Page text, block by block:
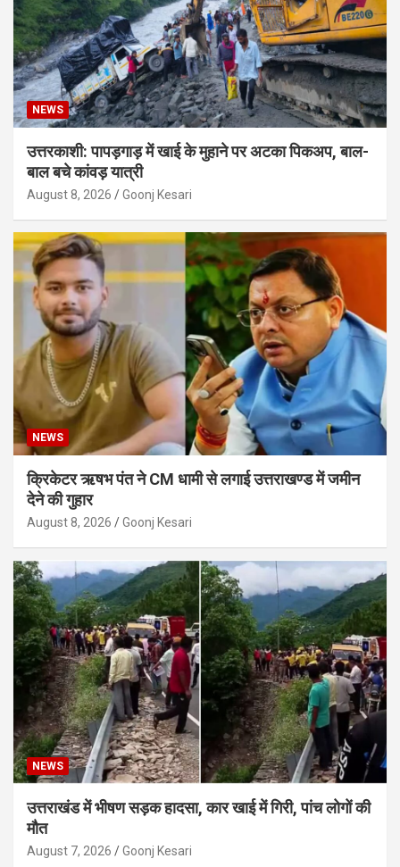
NEWS
उत्तरकाशी: पापड़गाड़ में खाई के मुहाने पर अटका पिकअप, बाल-
बाल बचे कांवड़ यात्री
August 8, 2026 Goonj Kesari
NEWS
क्रिकेटर ऋषभ पंत ने CM धामी से लगाई उत्तराखण्ड में जमीन
देने की गुहार
August 8, 2026 Goonj Kesari
NEWS
उत्तराखंड में भीषण सड़क हादसा, कार खाई में गिरी, पांच लोगों की
मौत
August 7, 2026 Goonj Kesari